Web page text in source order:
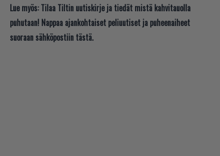
Lue myös: Tilaa Tiltin uutiskirje ja tiedät mistä kahvitauolla
puhutaan! Nappaa ajankohtaiset peliuutiset ja puheenaiheet
suoraan sähköpostiin tästä.